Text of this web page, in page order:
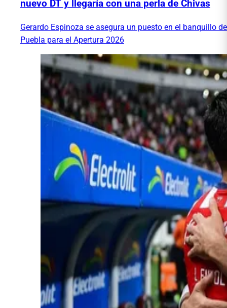
nuevo DT y llegaría con una perla de Chivas
Gerardo Espinoza se asegura un puesto en el banquillo de
Puebla para el Apertura 2026